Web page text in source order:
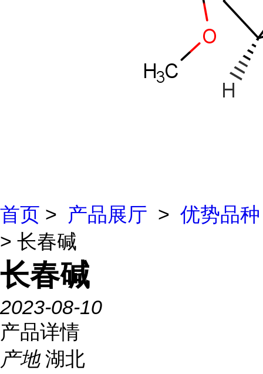
首页 > 产品展厅 > 优势品种
> 长春碱
长春碱
2023-08-10
产品详情
产地 湖北